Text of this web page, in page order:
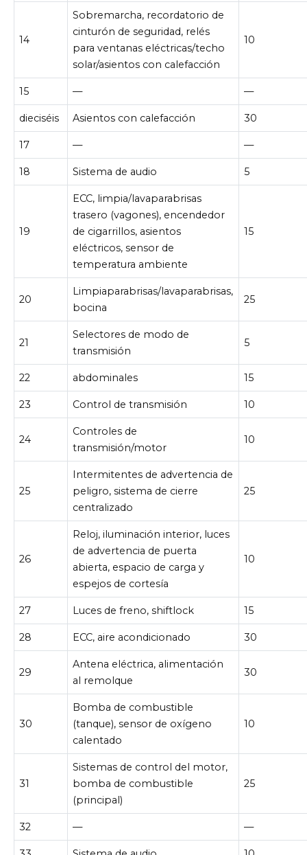
14
Sobremarcha, recordatorio de
cinturón de seguridad, relés
para ventanas eléctricas/techo
solar/asientos con calefacción
10
15 — —
dieciséis Asientos con calefacción 30
17 — —
18 Sistema de audio 5
19
ECC, limpia/lavaparabrisas
trasero (vagones), encendedor
de cigarrillos, asientos
eléctricos, sensor de
temperatura ambiente
15
20
Limpiaparabrisas/lavaparabrisas,
bocina
25
21
Selectores de modo de
transmisión
5
22 abdominales 15
23 Control de transmisión 10
24
Controles de
transmisión/motor
10
25
Intermitentes de advertencia de
peligro, sistema de cierre
centralizado
25
26
Reloj, iluminación interior, luces
de advertencia de puerta
abierta, espacio de carga y
espejos de cortesía
10
27 Luces de freno, shiftlock 15
28 ECC, aire acondicionado 30
29
Antena eléctrica, alimentación
al remolque
30
30
Bomba de combustible
(tanque), sensor de oxígeno
calentado
10
31
Sistemas de control del motor,
bomba de combustible
(principal)
25
32 — —